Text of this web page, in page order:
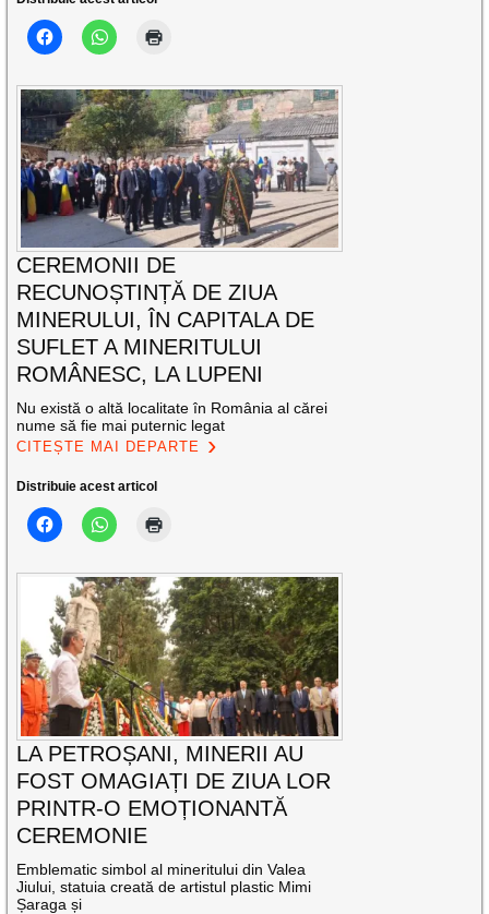
CEREMONII DE
RECUNOȘTINȚĂ DE ZIUA
MINERULUI, ÎN CAPITALA DE
SUFLET A MINERITULUI
ROMÂNESC, LA LUPENI
Nu există o altă localitate în România al cărei
nume să fie mai puternic legat
CITEȘTE MAI DEPARTE
Distribuie acest articol
LA PETROȘANI, MINERII AU
FOST OMAGIAȚI DE ZIUA LOR
PRINTR-O EMOȚIONANTĂ
CEREMONIE
Emblematic simbol al mineritului din Valea
Jiului, statuia creată de artistul plastic Mimi
Șaraga și